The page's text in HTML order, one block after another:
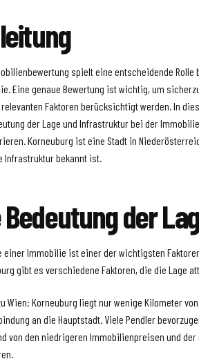
spielt eine entscheidende Rolle
Eine genaue Bewertung ist wichtig, um
Faktoren berücksichtigt werden. In
der Lage und Infrastruktur bei der
Korneuburg ist eine Stadt in
Infrastruktur bekannt ist.
Bedeutung der
einer Immobilie ist einer der wichtigsten
gibt es verschiedene Faktoren, die die Lage
Wien: Korneuburg liegt nur wenige Kilometer
an die Hauptstadt. Viele Pendler
von den niedrigeren Immobilienpreisen und der